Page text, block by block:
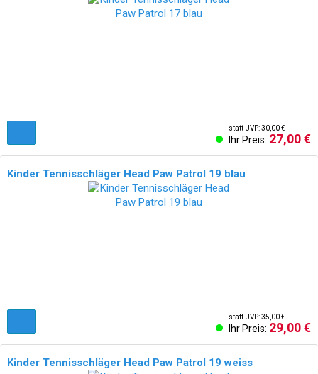
statt UVP: 30,00 €
Ihr Preis: 27,00 €
Kinder Tennisschläger Head Paw Patrol 19 blau
statt UVP: 35,00 €
Ihr Preis: 29,00 €
Kinder Tennisschläger Head Paw Patrol 19 weiss